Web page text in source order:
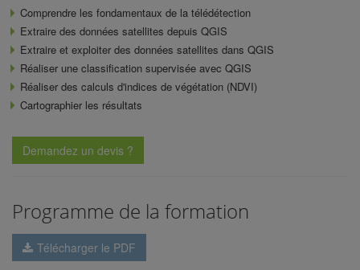
Comprendre les fondamentaux de la télédétection
Extraire des données satellites depuis QGIS
Extraire et exploiter des données satellites dans QGIS
Réaliser une classification supervisée avec QGIS
Réaliser des calculs d'indices de végétation (NDVI)
Cartographier les résultats
Demandez un devis ?
Programme de la formation
Télécharger le PDF